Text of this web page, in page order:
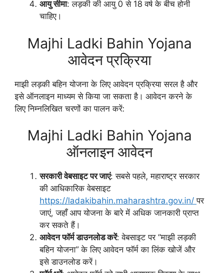
आयु सीमा: लड़की की आयु 0 से 18 वर्ष के बीच होनी
चाहिए।
Majhi Ladki Bahin Yojana
आवेदन प्रक्रिया
माझी लड़की बहिन योजना के लिए आवेदन प्रक्रिया सरल है और
इसे ऑनलाइन माध्यम से किया जा सकता है। आवेदन करने के
लिए निम्नलिखित चरणों का पालन करें:
Majhi Ladki Bahin Yojana
ऑनलाइन आवेदन
सरकारी वेबसाइट पर जाएं: सबसे पहले, महाराष्ट्र सरकार
की आधिकारिक वेबसाइट
https://ladakibahin.maharashtra.gov.in/पर
जाएं, जहाँ आप योजना के बारे में अधिक जानकारी प्राप्त
कर सकते हैं।
आवेदन फॉर्म डाउनलोड करें: वेबसाइट पर “माझी लड़की
बहिन योजना” के लिए आवेदन फॉर्म का लिंक खोजें और
इसे डाउनलोड करें।